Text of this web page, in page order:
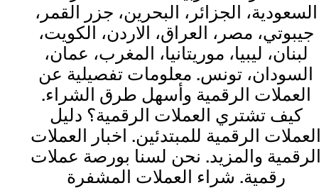
السعودية، الجزائر، البحرين، جزر القمر،
جيبوتي، مصر، العراق، الاردن، الكويت،
لبنان، ليبيا، موريتانيا، المغرب، عمان،
السودان، تونس. معلومات تفصيلية عن
العملات الرقمية وأسهل طرق الشراء.
كيف تشتري العملات الرقمية؟ دليل
العملات الرقمية للمبتدئين. اخبار العملات
الرقمية والمزيد. نحن لسنا بورصة عملات
رقمية. شراء العملات المشفرة